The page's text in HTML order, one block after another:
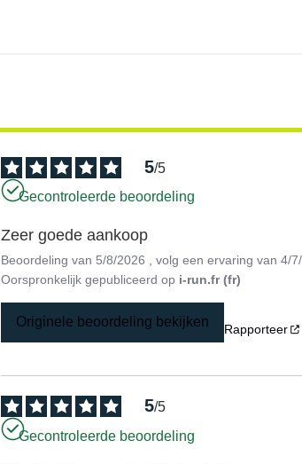
5/5
Gecontroleerde beoordeling
Zeer goede aankoop
Beoordeling van 5/8/2026 , volg een ervaring van4/
Oorspronkelijk gepubliceerd op i-run.fr (fr)
Originele beoordeling bekijken Rapporteer
5/5
Gecontroleerde beoordeling